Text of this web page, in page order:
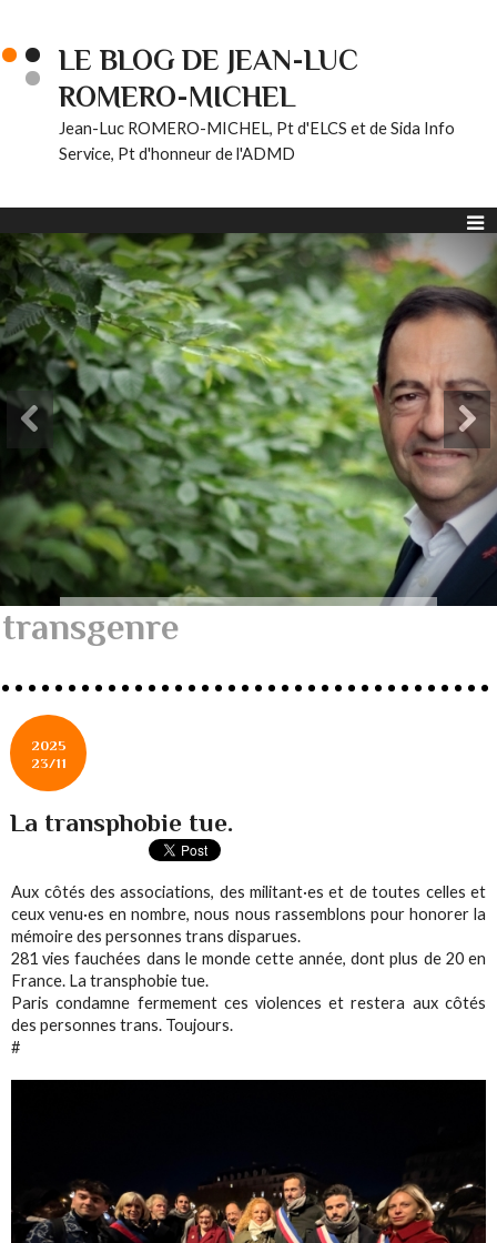
LE BLOG DE JEAN-LUC
ROMERO-MICHEL
Jean-Luc ROMERO-MICHEL, Pt d'ELCS et de Sida Info
Service, Pt d'honneur de l'ADMD
transgenre
2025
23/11
La transphobie tue.
Aux côtés des associations, des militant·es et de toutes celles et
ceux venu·es en nombre, nous nous rassemblons pour honorer la
mémoire des personnes trans disparues.
281 vies fauchées dans le monde cette année, dont plus de 20 en
France. La transphobie tue.
Paris condamne fermement ces violences et restera aux côtés
des personnes trans. Toujours.
#